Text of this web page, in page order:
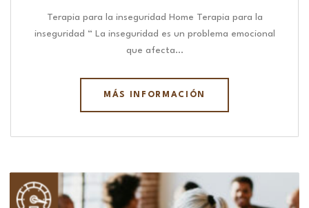
Terapia para la inseguridad Home Terapia para la
inseguridad “ La inseguridad es un problema emocional
que afecta…
MÁS INFORMACIÓN